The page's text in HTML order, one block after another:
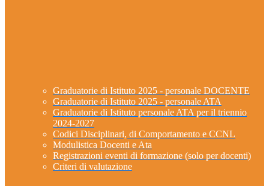
Graduatorie di Istituto 2025 - personale DOCENTE
Graduatorie di Istituto 2025 - personale ATA
Graduatorie di Istituto personale ATA per il triennio
2024-2027
Codici Disciplinari, di Comportamento e CCNL
Modulistica Docenti e Ata
Registrazioni eventi di formazione (solo per docenti)
Criteri di valutazione